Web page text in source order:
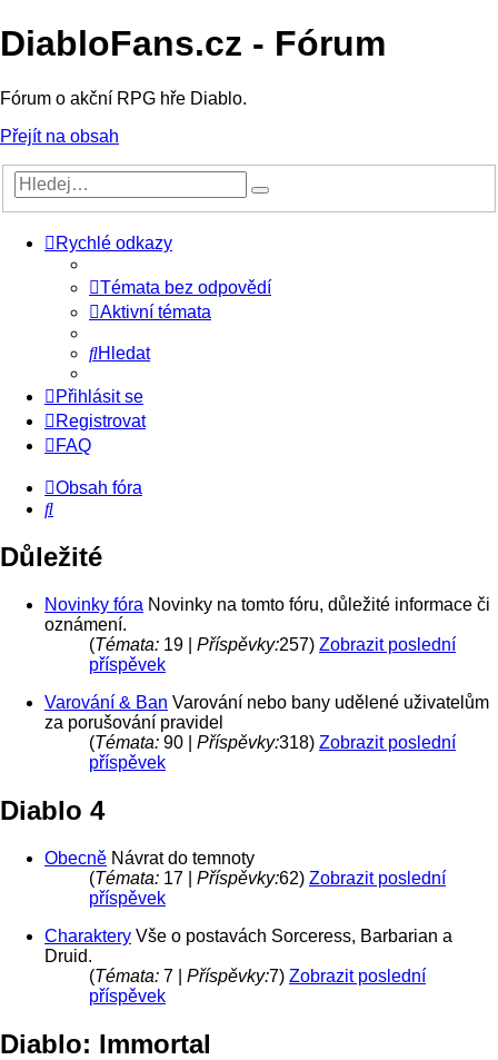
DiabloFans.cz - Fórum
Fórum o akční RPG hře Diablo.
Přejít na obsah
Rychlé odkazy
Témata bez odpovědí
Aktivní témata
Hledat
Přihlásit se
Registrovat
FAQ
Obsah fóra
Hledat
Důležité
Novinky fóra Novinky na tomto fóru, důležité informace či
oznámení.
(Témata: 19 | Příspěvky:257) Zobrazit poslední
příspěvek
Varování & Ban Varování nebo bany udělené uživatelům
za porušování pravidel
(Témata: 90 | Příspěvky:318) Zobrazit poslední
příspěvek
Diablo 4
Obecně Návrat do temnoty
(Témata: 17 | Příspěvky:62) Zobrazit poslední
příspěvek
Charaktery Vše o postavách Sorceress, Barbarian a
Druid.
(Témata: 7 | Příspěvky:7) Zobrazit poslední
příspěvek
Diablo: Immortal